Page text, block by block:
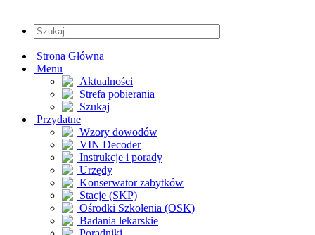
Strona Główna
Menu
Aktualności
Strefa pobierania
Szukaj
Przydatne
Wzory dowodów
VIN Decoder
Instrukcje i porady
Urzędy
Konserwator zabytków
Stacje (SKP)
Ośrodki Szkolenia (OSK)
Badania lekarskie